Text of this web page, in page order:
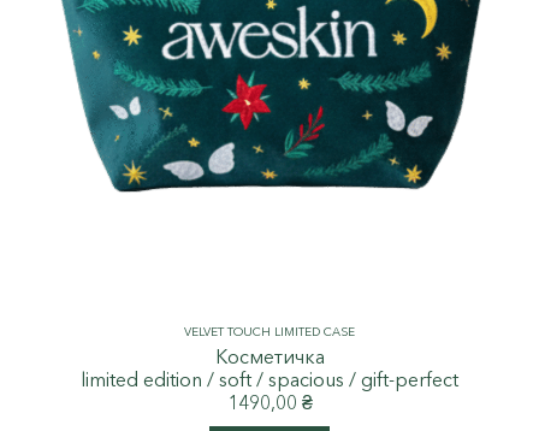
VELVET TOUCH LIMITED CASE
Косметичка
limited edition / soft / spacious / gift-perfect
1490,00 ₴